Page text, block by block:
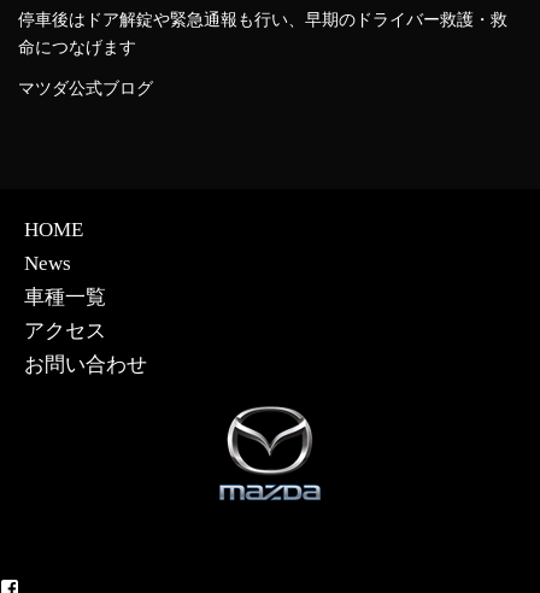
停車後はドア解錠や緊急通報も行い、早期のドライバー救護・救
命につなげます
マツダ公式ブログ
HOME
News
車種一覧
アクセス
お問い合わせ